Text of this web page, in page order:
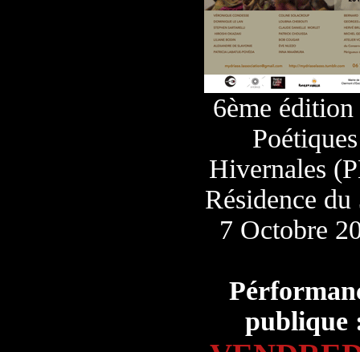
6ème édition
Poétiques
Hivernales
Résidence du
7 Octobre
publique